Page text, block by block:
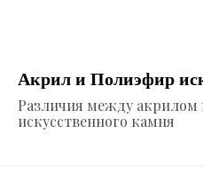
Акрил и Полиэфир
Различия между
искусственного камня